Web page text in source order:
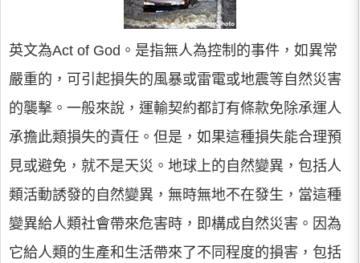
英文為Act of God。是指無人為控制的事件，如異常
嚴重的，可引起損失的風暴或雷電或地震等自然災害
的襲擊。一般來說，運輸契約都訂有條款免除承運人
承擔此類損失的責任。但是，如果這種損失能合理預
見或避免，就不是天災。地球上的自然變異，包括人
類活動誘發的自然變異，無時無地不在發生，當這種
變異給人類社會帶來危害時，即構成自然災害。因為
它給人類的生產和生活帶來了不同程度的損害，包括